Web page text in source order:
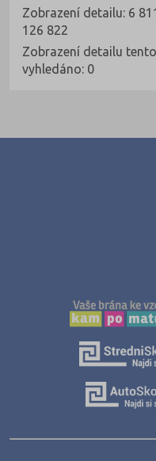
Zobrazení detailu: 6
126 822
Zobrazení detailu
vyhledáno: 0